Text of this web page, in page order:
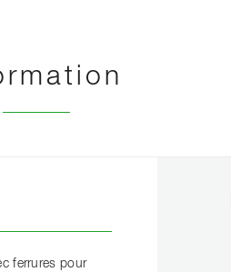
ferrures pour